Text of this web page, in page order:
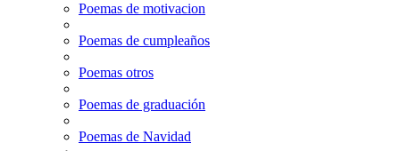
Poemas de motivacion
Poemas de cumpleaños
Poemas otros
Poemas de graduación
Poemas de Navidad